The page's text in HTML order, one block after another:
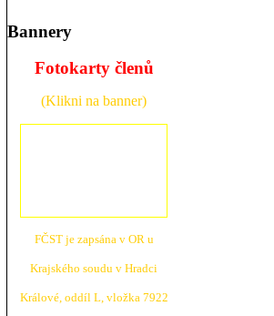
Bannery
Fotokarty členů
(Klikni na banner)
FČST je zapsána v OR u
Krajského soudu v Hradci
Králové, oddíl L, vložka 7922